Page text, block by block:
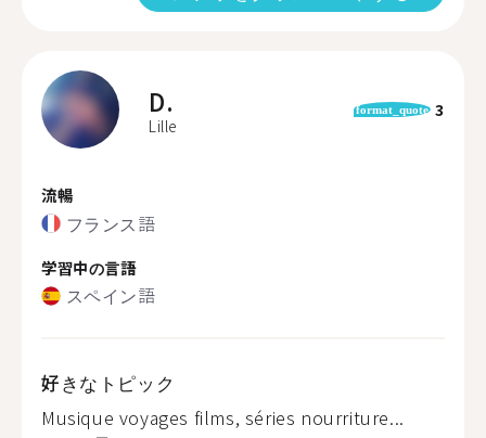
D.
Lille
format_quote 3
流暢
フランス語
学習中の言語
スペイン語
好きなトピック
Musique voyages films, séries nourriture...